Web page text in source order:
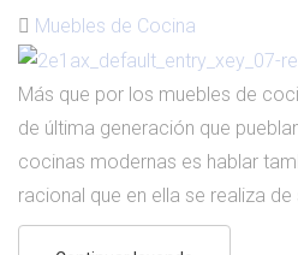
Muebles de Cocina
Más que por los muebles de
de última generación que
cocinas modernas es hablar
racional que en ella se realiza